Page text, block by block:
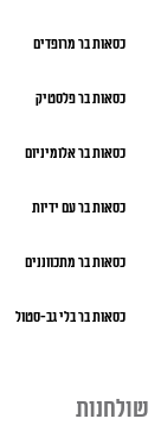
כסאות בר מרופדים
כסאות בר פלסטיק
כסאות בר אלומיניום
כסאות בר עם ידיות
כסאות בר מתכווננים
כסאות בר בלי גב-סטול
שולחנות